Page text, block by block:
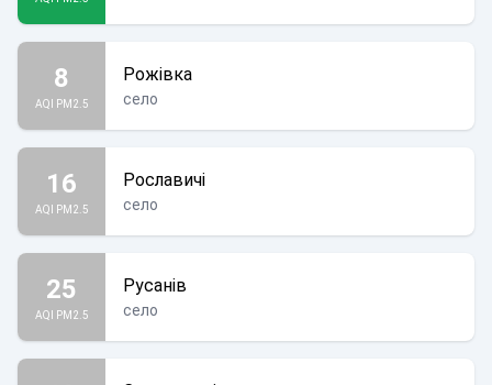
8
AQI PM2.5
Рожівка
село
16
AQI PM2.5
Рославичі
село
25
AQI PM2.5
Русанів
село